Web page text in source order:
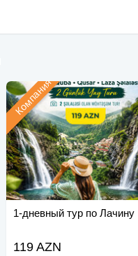
1-дневный тур по Лачину
Компания
119 AZN